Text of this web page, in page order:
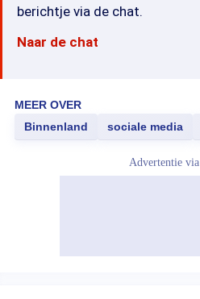
berichtje via de chat.
Naar de chat
MEER OVER
Binnenland
sociale media
Advertentie via